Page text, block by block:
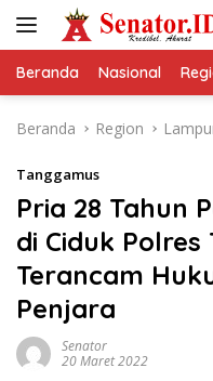
Beranda Nasional
Beranda Region
Tanggamus
Pria 28 Tahun
di Ciduk Polres
Terancam
Penjara
Senator
20 Maret 2022